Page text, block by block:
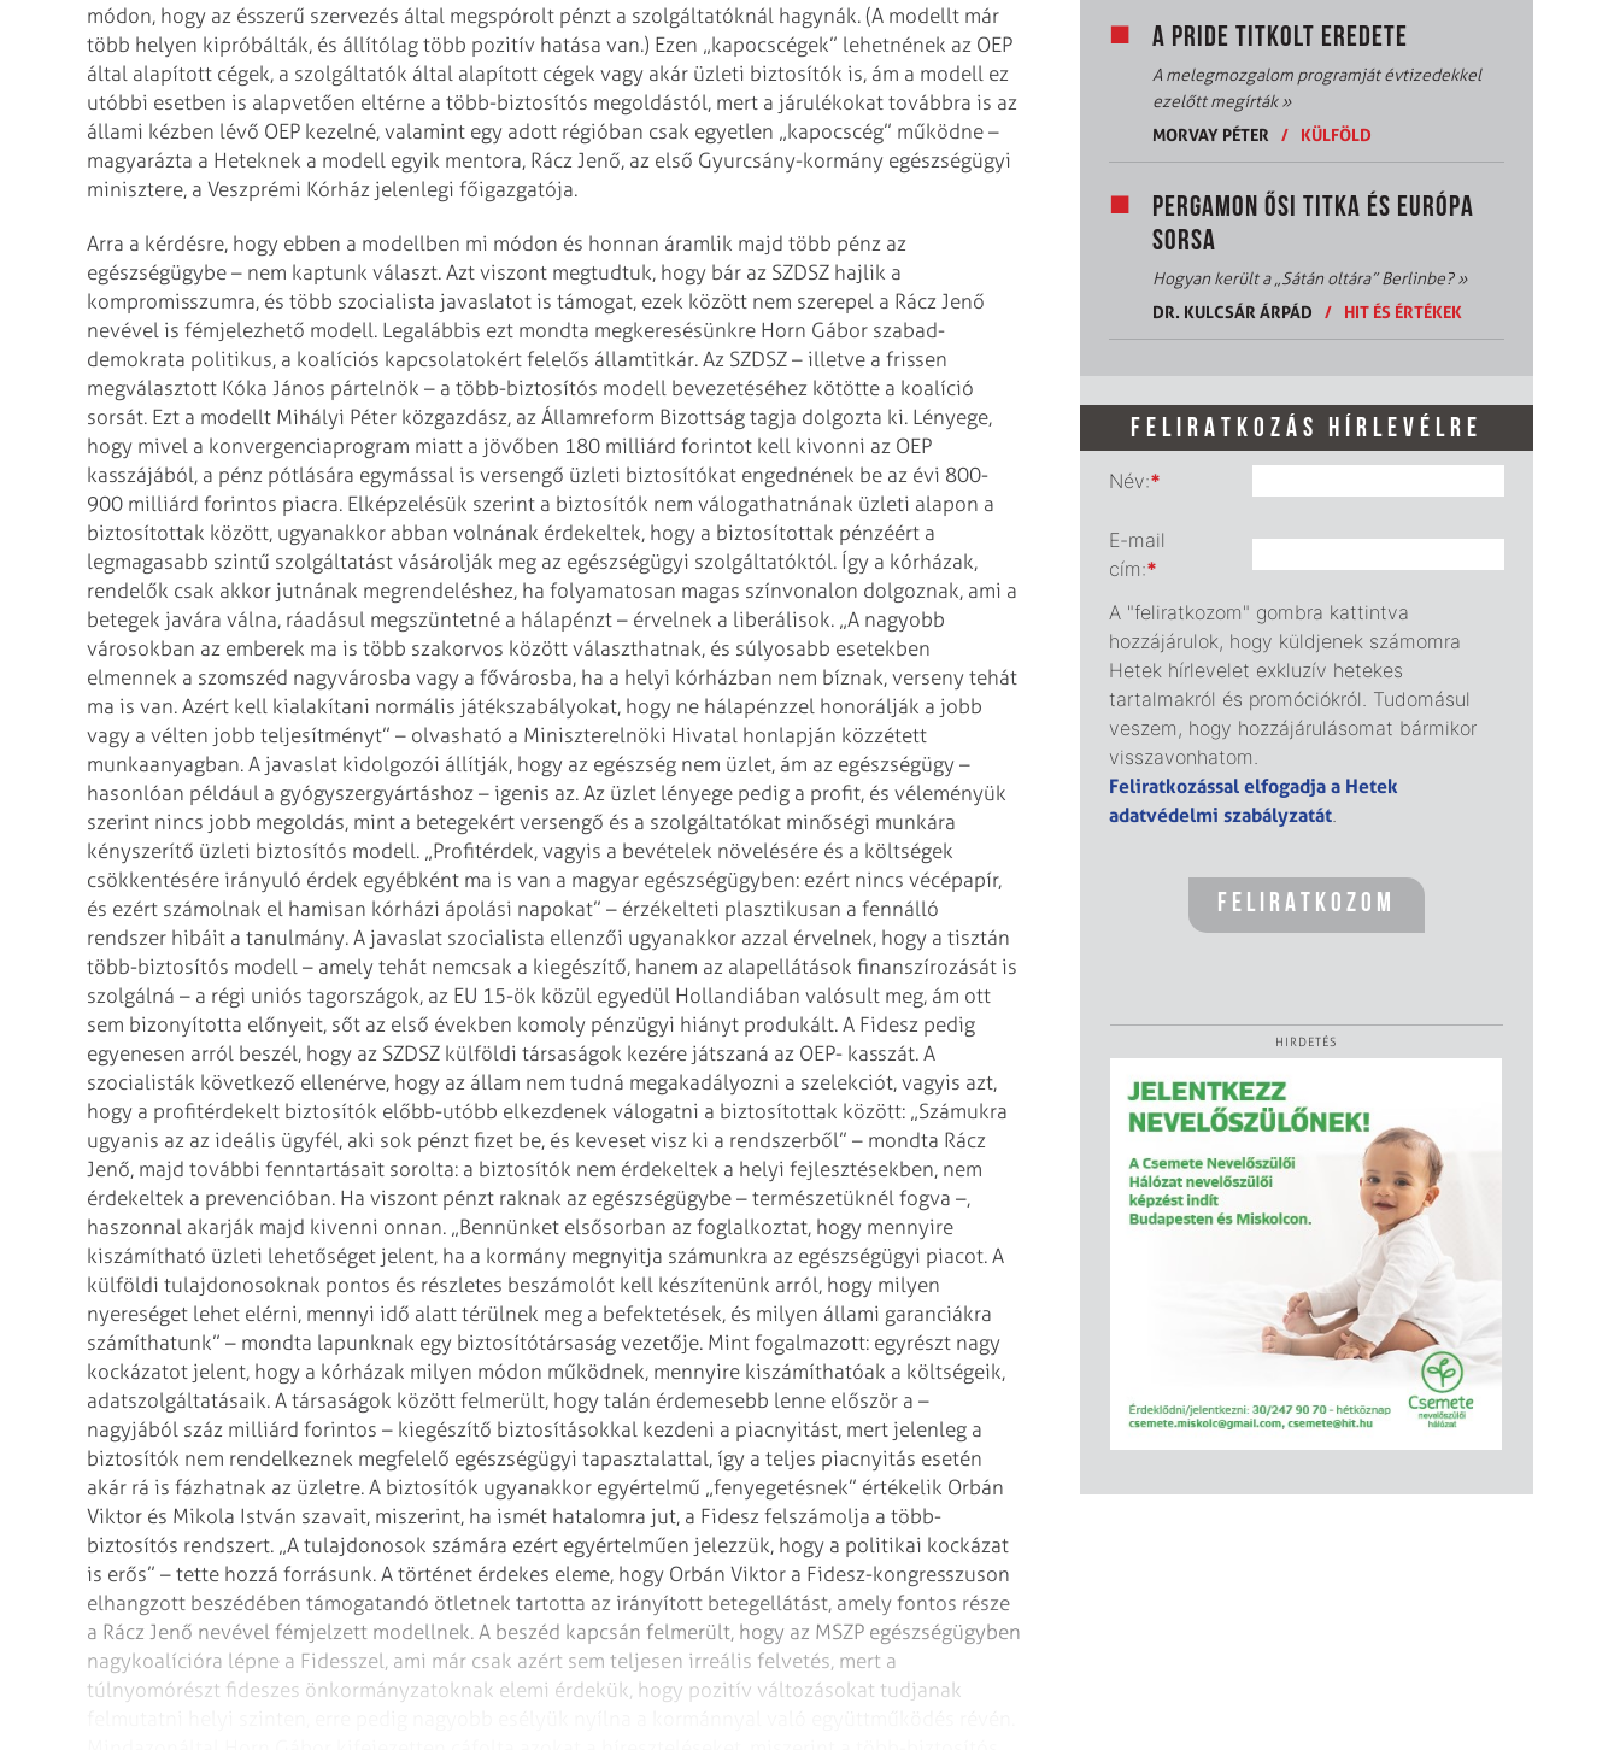
módon, hogy az ésszerű szervezés által megspórolt pénzt a szolgáltatóknál hagynák. (A modellt már
több helyen kipróbálták, és állítólag több pozitív hatása van.) Ezen „kapocscégek” lehetnének az OEP
által alapított cégek, a szolgáltatók által alapított cégek vagy akár üzleti biztosítók is, ám a modell ez
utóbbi esetben is alapvetően eltérne a több-biztosítós megoldástól, mert a járulékokat továbbra is az
állami kézben lévő OEP kezelné, valamint egy adott régióban csak egyetlen „kapocscég” működne –
magyarázta a Heteknek a modell egyik mentora, Rácz Jenő, az első Gyurcsány-kormány egészségügyi
minisztere, a Veszprémi Kórház jelenlegi főigazgatója.
Arra a kérdésre, hogy ebben a modellben mi módon és honnan áramlik majd több pénz az
egészségügybe – nem kaptunk választ. Azt viszont megtudtuk, hogy bár az SZDSZ hajlik a
kompromisszumra, és több szocialista javaslatot is támogat, ezek között nem szerepel a Rácz Jenő
nevével is fémjelezhető modell. Legalábbis ezt mondta megkeresésünkre Horn Gábor szabad-
demokrata politikus, a koalíciós kapcsolatokért felelős államtitkár. Az SZDSZ – illetve a frissen
megválasztott Kóka János pártelnök – a több-biztosítós modell bevezetéséhez kötötte a koalíció
sorsát. Ezt a modellt Mihályi Péter közgazdász, az Államreform Bizottság tagja dolgozta ki. Lényege,
hogy mivel a konvergenciaprogram miatt a jövőben 180 milliárd forintot kell kivonni az OEP
kasszájából, a pénz pótlására egymással is versengő üzleti biztosítókat engednének be az évi 800-
900 milliárd forintos piacra. Elképzelésük szerint a biztosítók nem válogathatnának üzleti alapon a
biztosítottak között, ugyanakkor abban volnának érdekeltek, hogy a biztosítottak pénzéért a
legmagasabb szintű szolgáltatást vásárolják meg az egészségügyi szolgáltatóktól. Így a kórházak,
rendelők csak akkor jutnának megrendeléshez, ha folyamatosan magas színvonalon dolgoznak, ami a
betegek javára válna, ráadásul megszüntetné a hálapénzt – érvelnek a liberálisok. „A nagyobb
városokban az emberek ma is több szakorvos között választhatnak, és súlyosabb esetekben
elmennek a szomszéd nagyvárosba vagy a fővárosba, ha a helyi kórházban nem bíznak, verseny tehát
ma is van. Azért kell kialakítani normális játékszabályokat, hogy ne hálapénzzel honorálják a jobb
vagy a vélten jobb teljesítményt” – olvasható a Miniszterelnöki Hivatal honlapján közzétett
munkaanyagban. A javaslat kidolgozói állítják, hogy az egészség nem üzlet, ám az egészségügy –
hasonlóan például a gyógyszergyártáshoz – igenis az. Az üzlet lényege pedig a profit, és véleményük
szerint nincs jobb megoldás, mint a betegekért versengő és a szolgáltatókat minőségi munkára
kényszerítő üzleti biztosítós modell. „Profitérdek, vagyis a bevételek növelésére és a költségek
csökkentésére irányuló érdek egyébként ma is van a magyar egészségügyben: ezért nincs vécépapír,
és ezért számolnak el hamisan kórházi ápolási napokat” – érzékelteti plasztikusan a fennálló
rendszer hibáit a tanulmány. A javaslat szocialista ellenzői ugyanakkor azzal érvelnek, hogy a tisztán
több-biztosítós modell – amely tehát nemcsak a kiegészítő, hanem az alapellátások finanszírozását is
szolgálná – a régi uniós tagországok, az EU 15-ök közül egyedül Hollandiában valósult meg, ám ott
sem bizonyította előnyeit, sőt az első években komoly pénzügyi hiányt produkált. A Fidesz pedig
egyenesen arról beszél, hogy az SZDSZ külföldi társaságok kezére játszaná az OEP- kasszát. A
szocialisták következő ellenérve, hogy az állam nem tudná megakadályozni a szelekciót, vagyis azt,
hogy a profitérdekelt biztosítók előbb-utóbb elkezdenek válogatni a biztosítottak között: „Számukra
ugyanis az az ideális ügyfél, aki sok pénzt fizet be, és keveset visz ki a rendszerből” – mondta Rácz
Jenő, majd további fenntartásait sorolta: a biztosítók nem érdekeltek a helyi fejlesztésekben, nem
érdekeltek a prevencióban. Ha viszont pénzt raknak az egészségügybe – természetüknél fogva –,
haszonnal akarják majd kivenni onnan. „Bennünket elsősorban az foglalkoztat, hogy mennyire
kiszámítható üzleti lehetőséget jelent, ha a kormány megnyitja számunkra az egészségügyi piacot. A
külföldi tulajdonosoknak pontos és részletes beszámolót kell készítenünk arról, hogy milyen
nyereséget lehet elérni, mennyi idő alatt térülnek meg a befektetések, és milyen állami garanciákra
számíthatunk” – mondta lapunknak egy biztosítótársaság vezetője. Mint fogalmazott: egyrészt nagy
kockázatot jelent, hogy a kórházak milyen módon működnek, mennyire kiszámíthatóak a költségeik,
adatszolgáltatásaik. A társaságok között felmerült, hogy talán érdemesebb lenne először a –
nagyjából száz milliárd forintos – kiegészítő biztosításokkal kezdeni a piacnyitást, mert jelenleg a
biztosítók nem rendelkeznek megfelelő egészségügyi tapasztalattal, így a teljes piacnyitás esetén
akár rá is fázhatnak az üzletre. A biztosítók ugyanakkor egyértelmű „fenyegetésnek” értékelik Orbán
Viktor és Mikola István szavait, miszerint, ha ismét hatalomra jut, a Fidesz felszámolja a több-
biztosítós rendszert. „A tulajdonosok számára ezért egyértelműen jelezzük, hogy a politikai kockázat
is erős” – tette hozzá forrásunk. A történet érdekes eleme, hogy Orbán Viktor a Fidesz-kongresszuson
elhangzott beszédében támogatandó ötletnek tartotta az irányított betegellátást, amely fontos része
a Rácz Jenő nevével fémjelzett modellnek. A beszéd kapcsán felmerült, hogy az MSZP egészségügyben
nagykoalícióra lépne a Fidesszel, ami már csak azért sem teljesen irreális felvetés, mert a
túlnyomórészt fideszes önkormányzatoknak elemi érdekük, hogy pozitív változásokat tudjanak
A PRIDE TITKOLT EREDETE
A melegmozgalom programját évtizedekkel
ezelőtt megírták»
MORVAY PÉTER
/ KÜLFÖLD
PERGAMON ŐSI TITKA ÉS EURÓPA
SORSA
Hogyan került a „Sátán oltára” Berlinbe?»
DR. KULCSÁR ÁRPÁD
/ HIT ÉS ÉRTÉKEK
FELIRATKOZÁS HÍRLEVÉLRE
Név:*
E-mail
cím:*
A "feliratkozom" gombra kattintva
hozzájárulok, hogy küldjenek számomra
Hetek hírlevelet exkluzív hetekes
tartalmakról és promóciókról. Tudomásul
veszem, hogy hozzájárulásomat bármikor
visszavonhatom.
Feliratkozással elfogadja a Hetek
adatvédelmi szabályzatát.
HIRDETÉS